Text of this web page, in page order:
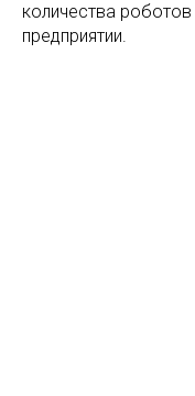
количества
предприятии.